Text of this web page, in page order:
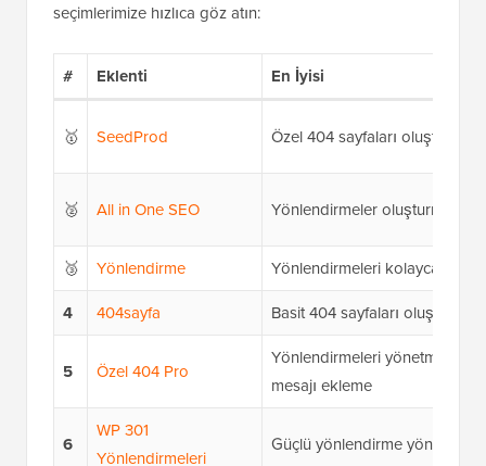
seçimlerimize hızlıca göz atın:
# Eklenti En İyisi
🥇 SeedProd Özel 404 sayfaları oluşturma
🥈 All in One SEO Yönlendirmeler oluşturma ve
🥉 Yönlendirme
Yönlendirmeleri kolayca
4
404sayfa Basit 404 sayfaları oluşturma
5 Özel 404 Pro
Yönlendirmeleri yönetme ve
mesajı ekleme
6
WP 301
Yönlendirmeleri
Güçlü yönlendirme yönetimi